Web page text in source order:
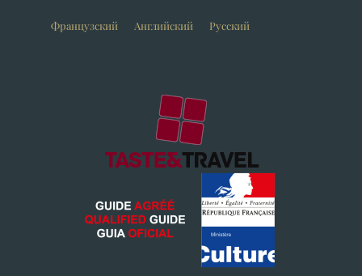
Французский Английский Русский